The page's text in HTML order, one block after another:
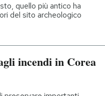
quello più antico ha
del sito archeologico
incendi in Corea